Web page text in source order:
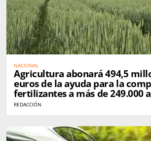
NACIONAL
Agricultura abonará 494,5
euros de la ayuda para la
fertilizantes a más de 249.000
REDACCIÓN